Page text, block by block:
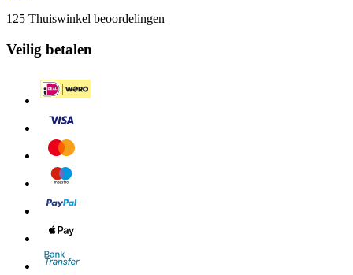
125 Thuiswinkel beoordelingen
Veilig betalen